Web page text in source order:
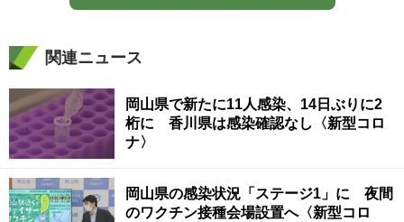
関連ニュース
岡山県で新たに11人感染、14日ぶりに2
桁に 香川県は感染確認なし〈新型コロ
ナ〉
岡山県の感染状況「ステージ1」に 夜間
のワクチン接種会場設置へ〈新型コロ